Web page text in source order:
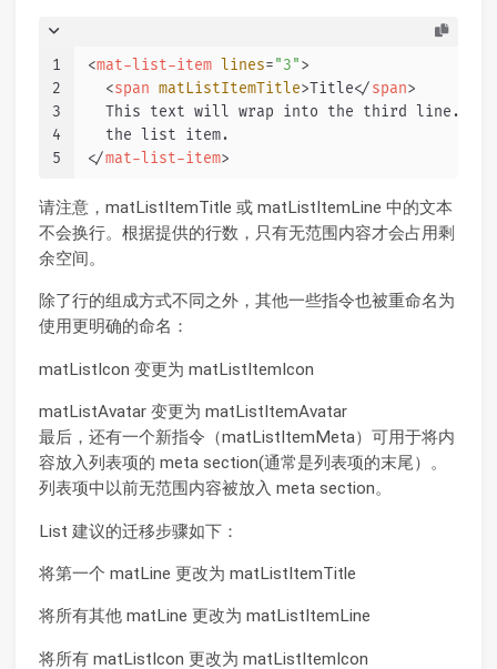
1
2
3
4
5
<mat-list-item lines="3">
<span matListItemTitle>Title</span>
This text will wrap into the third line.
  the list item.
</mat-list-item>
请注意，matListItemTitle 或 matListItemLine 中的文本
不会换行。根据提供的行数，只有无范围内容才会占用剩
余空间。
除了行的组成方式不同之外，其他一些指令也被重命名为
使用更明确的命名：
matListIcon 变更为 matListItemIcon
matListAvatar 变更为 matListItemAvatar
最后，还有一个新指令（matListItemMeta）可用于将内
容放入列表项的 meta section(通常是列表项的末尾）。
列表项中以前无范围内容被放入 meta section。
List 建议的迁移步骤如下：
将第一个 matLine 更改为 matListItemTitle
将所有其他 matLine 更改为 matListItemLine
将所有 matListIcon 更改为 matListItemIcon